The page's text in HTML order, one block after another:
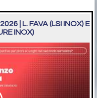
| L. FAVA (LSI INOX) E
INOX)